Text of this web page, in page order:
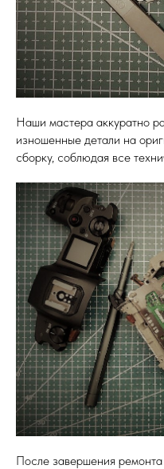
Наши мастера аккуратно
изношенные детали на
сборку, соблюдая все
После завершения